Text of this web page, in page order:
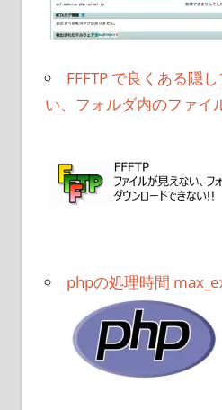
FFFTP で良くある隠
い、フォルダ内のファイ
phpの処理時間